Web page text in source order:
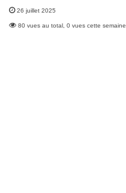
26 juillet 2025
80 vues au total, 0 vues cette semaine